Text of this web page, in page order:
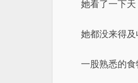
她看了一下天
她都没来得
一股熟悉的食